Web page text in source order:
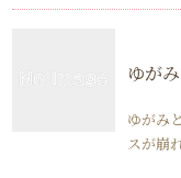
ゆが
ゆがみ
スが崩